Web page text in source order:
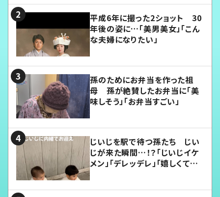
平成6年に撮った2ショット 30
年後の姿に…「美男美女」「こん
な夫婦になりたい」
孫のためにお弁当を作った祖
母 孫が絶賛したお弁当に「美
味しそう」「お弁当すごい」
じいじを駅で待つ孫たち じい
じが来た瞬間…！？「じいじイケ
メン」「デレッデレ」「嬉しくて可